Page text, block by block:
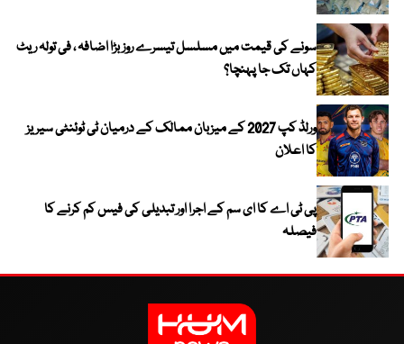
سونے کی قیمت میں مسلسل تیسرے روز بڑا اضافہ ، فی تولہ ریٹ
کہاں تک جا پہنچا؟
ورلڈ کپ 2027 کے میزبان ممالک کے درمیان ٹی ٹوئنٹی سیریز
کا اعلان
پی ٹی اے کا ای سم کے اجرا اور تبدیلی کی فیس کم کرنے کا
فیصلہ